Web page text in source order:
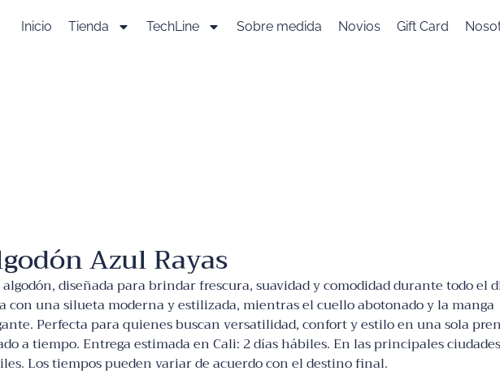
Inicio Tienda TechLine Sobre medida Novios Gift Card
Azul Rayas
diseñada para brindar frescura, suavidad y comodidad durante todo el
con una silueta moderna y estilizada, mientras el cuello abotonado y la manga
Perfecta para quienes buscan versatilidad, confort y estilo en una sola
a tiempo. Entrega estimada en Cali: 2 días hábiles. En las principales
Los tiempos pueden variar de acuerdo con el destino final.